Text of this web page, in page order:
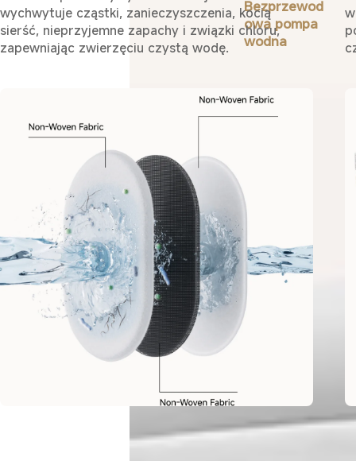
Bezprzewod
owa pompa
wodna
wychwytuje cząstki, zanieczyszczenia, kocią
sierść, nieprzyjemne zapachy i związki chloru,
zapewniając zwierzęciu czystą wodę.